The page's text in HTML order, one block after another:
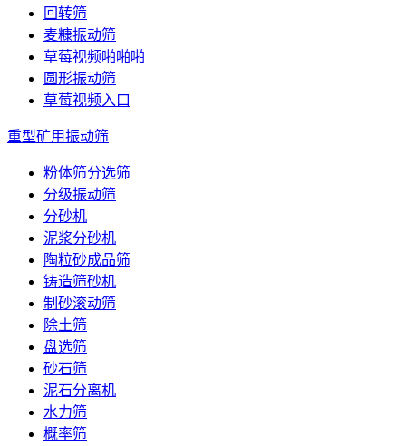
回转筛
麦糠振动筛
草莓视频啪啪啪
圆形振动筛
草莓视频入口
重型矿用振动筛
粉体筛分选筛
分级振动筛
分砂机
泥浆分砂机
陶粒砂成品筛
铸造筛砂机
制砂滚动筛
除土筛
盘选筛
砂石筛
泥石分离机
水力筛
概率筛